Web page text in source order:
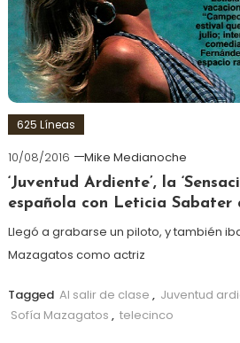
625 Líneas
10/08/2016
Mike Medianoche
‘Juventud Ardiente’, la
española con Leticia Sabater
Llegó a grabarse un piloto, y también
Mazagatos como actriz
Tagged Al salir de clase , Juventud
Sofía Mazagatos , telecinco